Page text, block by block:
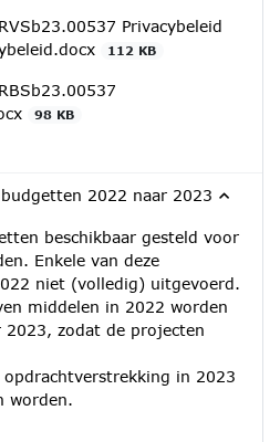
Privacybeleid
112 KB
98 KB
2022 naar 2023
beschikbaar gesteld voor
Enkele van deze
niet (volledig) uitgevoerd.
middelen in 2022 worden
2023, zodat de projecten
in 2023
worden.